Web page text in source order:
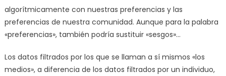
algorítmicamente con nuestras preferencias y las
preferencias de nuestra comunidad. Aunque para la palabra
«preferencias», también podría sustituir «sesgos»…
Los datos filtrados por los que se llaman a sí mismos «los
medios», a diferencia de los datos filtrados por un individuo,